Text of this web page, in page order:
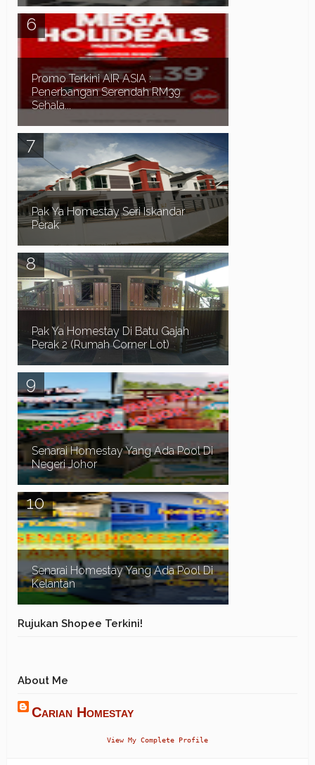
Assalamualaikum dan Salam Sejahtera.. Syukur
Alhamdulillah... Kita telah pun berada di Bulan
Ogos bagi tahun 2023.... Hanya tinggal lagi 5 ...
Promo Terkini AIR ASIA :
Penerbangan Serendah RM39
Sehala...
Assalamualaikum dan Salam Sejahtera.. Dalam
post kali ni saya nak share Promosi terkini Air Asia,
iaitu Penerbangan Serendah RM39 sehala. ...
Pak Ya Homestay Seri Iskandar
Perak
Pak Ya Homestay di Seri Iskandar Perak
merupakan sebuah Homestay 2 tingkat lot tepi,
mempunyai 4 bilik dan 3 bilik air. Homestay yang
bes...
Pak Ya Homestay Di Batu Gajah
Perak 2 (Rumah Corner Lot)
Sekiranya anda sedang mencari Homestay di
sekitar kawasan Batu Gajah, Tronoh dan Seri
Iskandar Perak , anda juga perlu memberi
perhatian ...
Senarai Homestay Yang Ada Pool Di
Negeri Johor
Assalamualaikum dan Salam Sejahtera. Dalam
post sebelum ni kita telah pergi ke pantai Timur,
Senarai Homestay Yang Ada Pool Di Terengganu ...
Senarai Homestay Yang Ada Pool Di
Kelantan
musim cuti sekolah biasanya ramai orang
Rujukan Shopee Terkini!
About Me
Carian Homestay
View My Complete Profile